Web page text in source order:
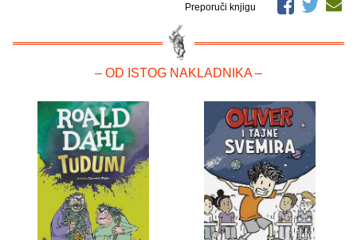
Preporuči knjigu
– OD ISTOG NAKLADNIKA –